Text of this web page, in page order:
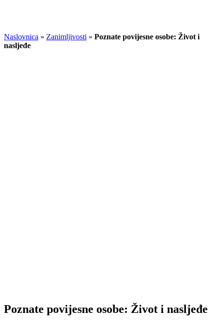
Naslovnica » Zanimljivosti » Poznate povijesne osobe: Život i
nasljeđe
Poznate povijesne osobe: Život i nasljeđe